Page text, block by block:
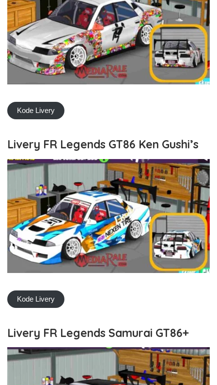
Kode Livery
Livery FR Legends GT86 Ken Gushi’s
Kode Livery
Livery FR Legends Samurai GT86+